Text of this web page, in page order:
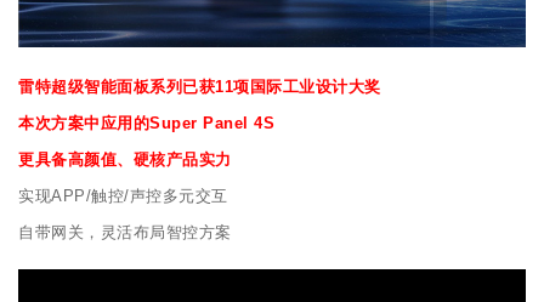
雷特超级智能面板系列已获11项国际工业设计大奖
本次方案中应用的Super Panel 4S
更具备高颜值、硬核产品实力
实现APP/触控/声控多元交互
自带网关，灵活布局智控方案